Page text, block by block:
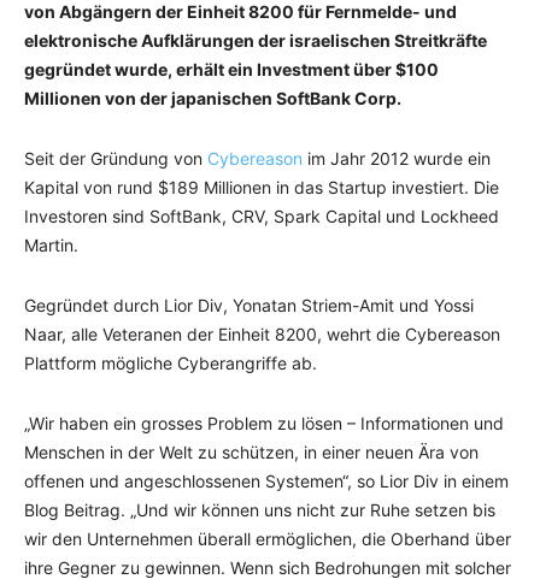
von Abgängern der Einheit 8200 für Fernmelde- und
elektronische Aufklärungen der israelischen Streitkräfte
gegründet wurde, erhält ein Investment über $100
Millionen von der japanischen SoftBank Corp.
Seit der Gründung von Cybereason im Jahr 2012 wurde ein
Kapital von rund $189 Millionen in das Startup investiert. Die
Investoren sind SoftBank, CRV, Spark Capital und Lockheed
Martin.
Gegründet durch Lior Div, Yonatan Striem-Amit und Yossi
Naar, alle Veteranen der Einheit 8200, wehrt die Cybereason
Plattform mögliche Cyberangriffe ab.
„Wir haben ein grosses Problem zu lösen – Informationen und
Menschen in der Welt zu schützen, in einer neuen Ära von
offenen und angeschlossenen Systemen“, so Lior Div in einem
Blog Beitrag. „Und wir können uns nicht zur Ruhe setzen bis
wir den Unternehmen überall ermöglichen, die Oberhand über
ihre Gegner zu gewinnen. Wenn sich Bedrohungen mit solcher